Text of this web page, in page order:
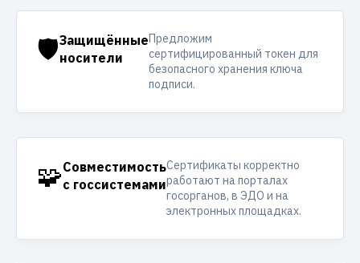
🛡️Защищённые
носители
Предложим
сертифицированный токен для
безопасного хранения ключа
подписи.
🧩Совместимость
с госсистемами
Сертификаты корректно
работают на порталах
госорганов, в ЭДО и на
электронных площадках.